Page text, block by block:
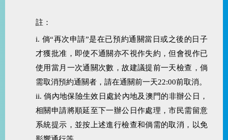
註：
i. 倘“再次申請”是在已預約通關當日或之後的日子
才獲批准，即使不通關亦不視作失約，但會視作已
使用當月一次通關次數，故建議提前一天檢查，倘
需取消預約通關者，請在通關前一天22:00前取消。
ii. 倘內地保險生效日處於內地及澳門的非辦公日，
相關申請將順延至下一辦公日作處理，市民需留意
系統提示，並按上述進行檢查和倘需的取消，以免